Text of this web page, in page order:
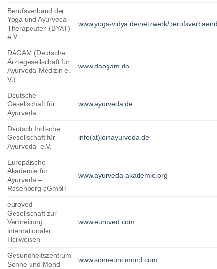
Berufsverband der
Yoga und Ayurveda-
Therapeuten (BYAT)
e.V.
www.yoga-vidya.de/netzwerk/
DÄGAM (Deutsche
Ärztegesellschaft für
Ayurveda-Medizin e.
V.)
www.daegam.de
Deutsche
Gesellschaft für
Ayurveda
www.ayurveda.de
Deutsch Indische
Gesellschaft für
Ayurveda e.V.
info(at)joinayurveda.de
Europäische
Akademie für
Ayurveda –
Rosenberg gGmbH
www.ayurveda-akademie.org
euroved –
Gesellschaft zur
Verbreitung
internationaler
Heilweisen
www.euroved.com
Gesundheitszentrum
Sonne und Mond
www.sonneundmond.com